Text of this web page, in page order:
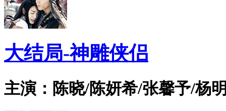
大结局-神雕侠侣
主演：陈晓/陈妍希/张馨予/杨